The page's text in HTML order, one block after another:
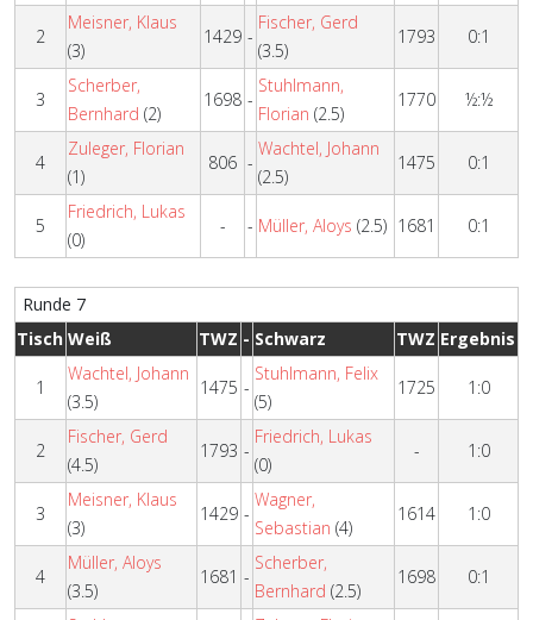
2
Meisner, Klaus
(3)
1429 -
Fischer, Gerd
(3.5)
1793 0:1
3
Scherber,
Bernhard (2)
1698 -
Stuhlmann,
Florian (2.5)
1770 ½:½
4
Zuleger, Florian
(1)
806 -
Wachtel, Johann
(2.5)
1475 0:1
5
Friedrich, Lukas
(0)
- - Müller, Aloys (2.5) 1681 0:1
Runde 7
Tisch Weiß TWZ - Schwarz TWZ Ergebnis
1
Wachtel, Johann
(3.5)
1475 -
Stuhlmann, Felix
(5)
1725 1:0
2
Fischer, Gerd
(4.5)
1793 -
Friedrich, Lukas
(0)
- 1:0
3
Meisner, Klaus
(3)
1429 -
Wagner,
Sebastian (4)
1614 1:0
4
Müller, Aloys
(3.5)
1681 -
Scherber,
Bernhard (2.5)
1698 0:1